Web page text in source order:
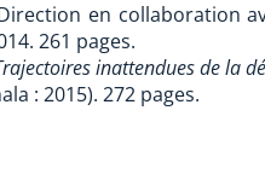
en collaboration
261 pages.
inattendues de la
: 2015). 272 pages.